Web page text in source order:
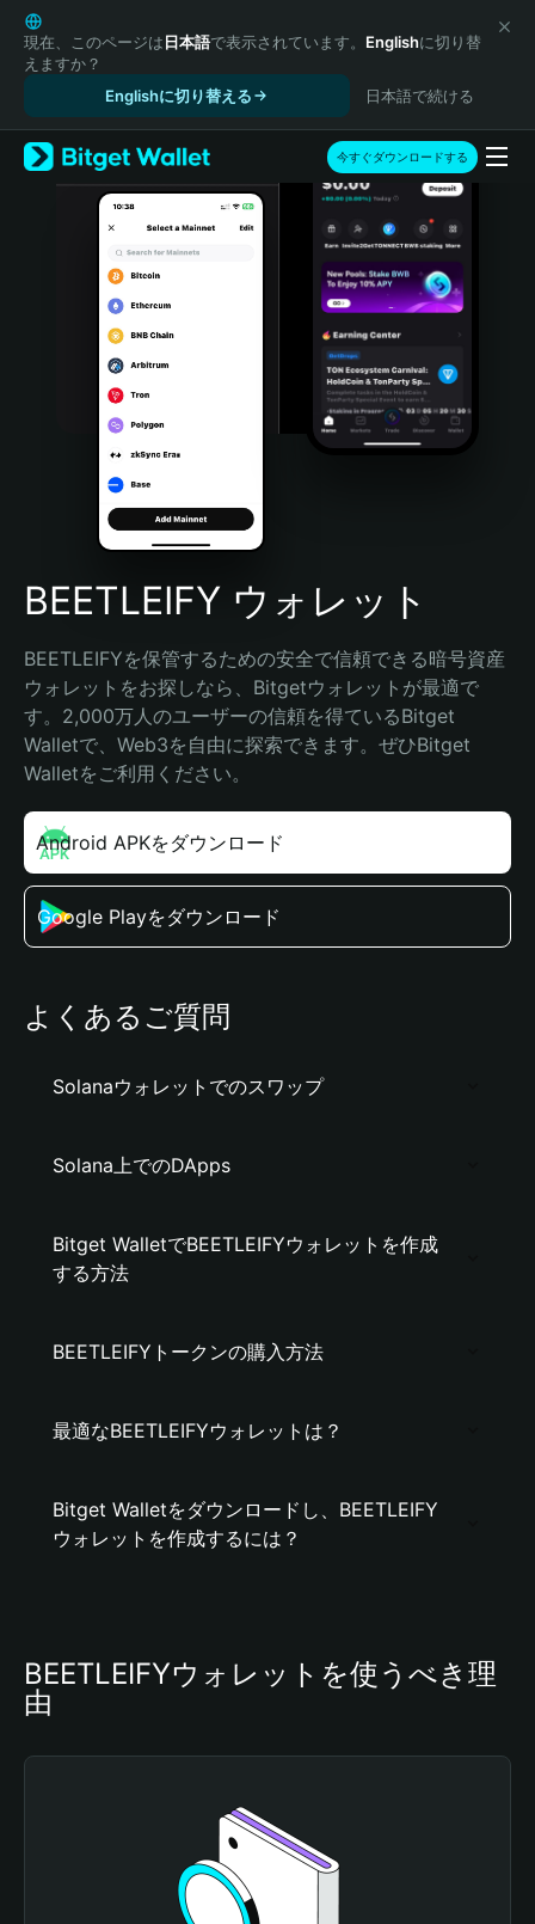
English
日本語
Tiếng Việt
Español (Latinoamérica)
Türkçe
Italiano
Português (Portugal)
Bahasa Indonesia
Português (Brasil)
Español (Argentina)
現在、このページは日本語で表示されています。 Englishに切り替
えますか？
Englishに切り替える
日本語で続ける
今すぐダウンロードする
BEETLEIFY ウォレット
BEETLEIFYを保管するための安全で信頼できる暗号資産
ウォレットをお探しなら、Bitgetウォレットが最適で
す。2,000万人のユーザーの信頼を得ているBitget
Walletで、Web3を自由に探索できます。ぜひBitget
Walletをご利用ください。
Android APKをダウンロード
Google Playをダウンロード
よくあるご質問
Solanaウォレットでのスワップ
Solana上でのDApps
Bitget WalletでBEETLEIFYウォレットを作成
する方法
BEETLEIFYトークンの購入方法
最適なBEETLEIFYウォレットは？
Bitget Walletをダウンロードし、BEETLEIFY
ウォレットを作成するには？
BEETLEIFYウォレットを使うべき理
由